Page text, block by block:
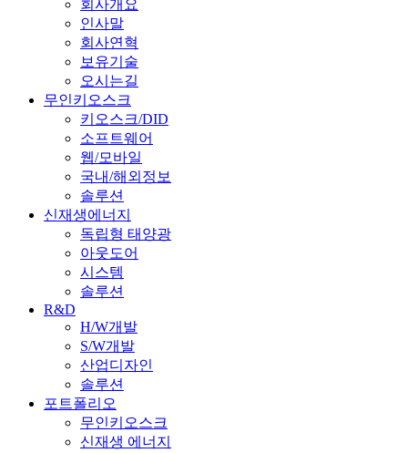
회사개요
인사말
회사연혁
보유기술
오시는길
무인키오스크
키오스크/DID
소프트웨어
웹/모바일
국내/해외정보
솔루션
신재생에너지
독립형 태양광
아웃도어
시스템
솔루션
R&D
H/W개발
S/W개발
산업디자인
솔루션
포트폴리오
무인키오스크
신재생 에너지